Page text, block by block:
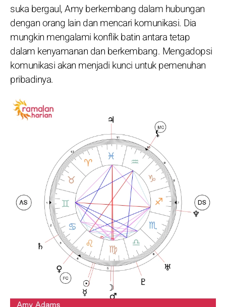
suka bergaul, Amy berkembang dalam hubungan
dengan orang lain dan mencari komunikasi. Dia
mungkin mengalami konflik batin antara tetap
dalam kenyamanan dan berkembang. Mengadopsi
komunikasi akan menjadi kunci untuk pemenuhan
pribadinya.